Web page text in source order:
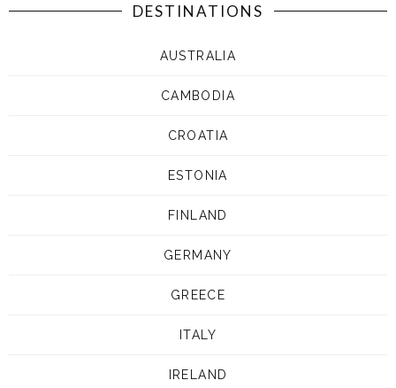
DESTINATIONS
AUSTRALIA
CAMBODIA
CROATIA
ESTONIA
FINLAND
GERMANY
GREECE
ITALY
IRELAND